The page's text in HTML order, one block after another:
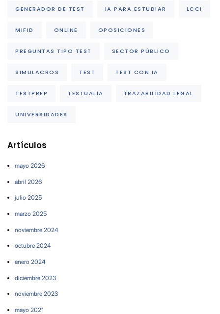
GENERADOR DE TEST IA PARA ESTUDIAR LCCI
MIFID ONLINE OPOSICIONES
PREGUNTAS TIPO TEST SECTOR PÚBLICO
SIMULACROS TEST TEST CON IA
TESTPREP TESTUALIA TRAZABILIDAD LEGAL
UNIVERSIDADES
Artículos
mayo 2026
abril 2026
julio 2025
marzo 2025
noviembre 2024
octubre 2024
enero 2024
diciembre 2023
noviembre 2023
mayo 2021